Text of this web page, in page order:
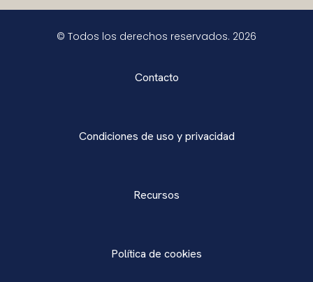
© Todos los derechos reservados. 2026
Contacto
Condiciones de uso y privacidad
Recursos
Política de cookies